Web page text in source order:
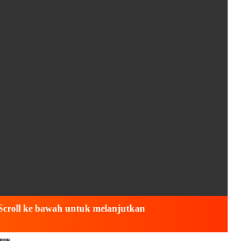
ke bawah untuk melanjutkan